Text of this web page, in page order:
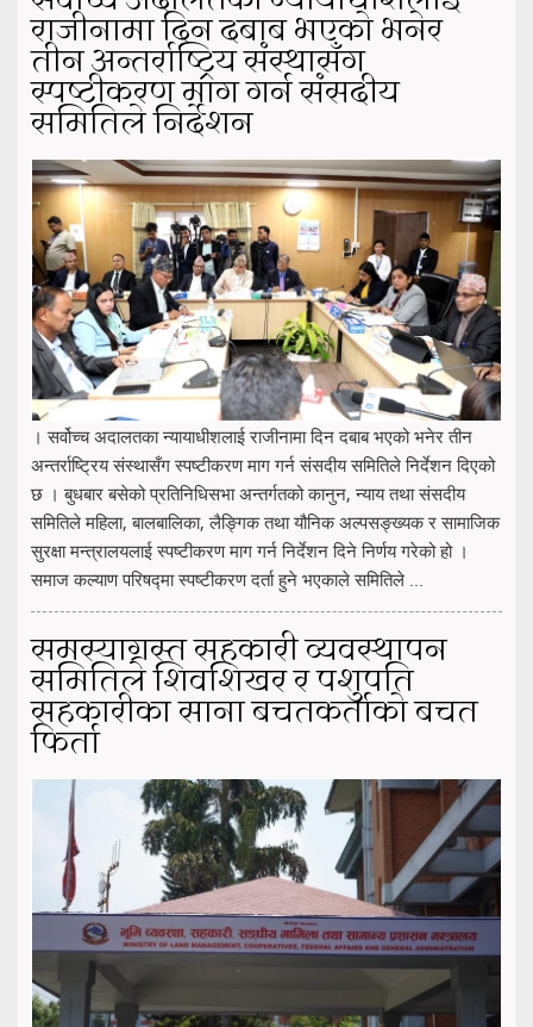
राजीनामा दिन दबाब भएको भनेर
तीन अन्तर्राष्ट्रिय संस्थासँग
स्पष्टीकरण माग गर्न संसदीय
समितिले निर्देशन
। सर्वोच्च अदालतका न्यायाधीशलाई राजीनामा दिन दबाब भएको भनेर तीन
अन्तर्राष्ट्रिय संस्थासँग स्पष्टीकरण माग गर्न संसदीय समितिले निर्देशन दिएको
छ । बुधबार बसेको प्रतिनिधिसभा अन्तर्गतको कानुन, न्याय तथा संसदीय
समितिले महिला, बालबालिका, लैङ्गिक तथा यौनिक अल्पसङ्ख्यक र सामाजिक
सुरक्षा मन्त्रालयलाई स्पष्टीकरण माग गर्न निर्देशन दिने निर्णय गरेको हो ।
समाज कल्याण परिषद्मा स्पष्टीकरण दर्ता हुने भएकाले समितिले ...
समस्याग्रस्त सहकारी व्यवस्थापन
समितिले शिवशिखर र पशुपति
सहकारीका साना बचतकर्ताको बचत
फिर्ता